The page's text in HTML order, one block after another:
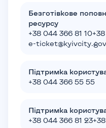
Безготівкове
ресурсу
+38 044 366 81 10
e-
Підтримка
+38 044 366 55 55
Підтримка
+38 044 366 81 23